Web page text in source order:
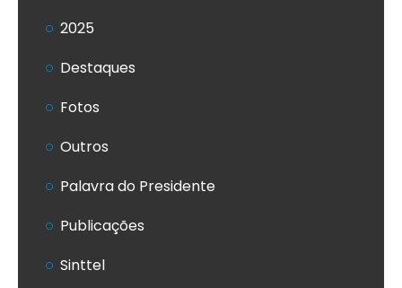
2025
Destaques
Fotos
Outros
Palavra do Presidente
Publicações
Sinttel